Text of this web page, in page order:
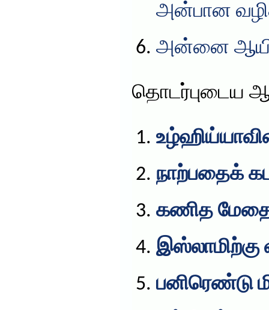
அன்பான
அன்னை
தொடர்புடைய
நாற்பதைக்
கணித
இஸ்லாமிற்கு
பனிரெண்டு